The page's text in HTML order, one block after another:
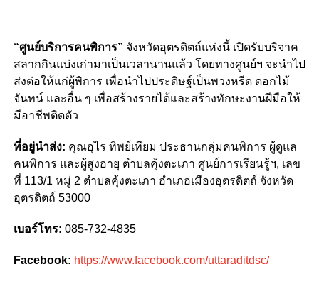
“ศูนย์บริการคนพิการ” จังหวัดอุตรดิตถ์แห่งนี้ เปิดรับบริจาค
สลากกินแบ่งเก่ามาเป็นเวลานานแล้ว โดยทางศูนย์ฯ จะนำไป
ส่งต่อให้แก่ผู้พิการ เพื่อนำไปประดิษฐ์เป็นพวงหรีด ดอกไม้
จันทน์ และอื่น ๆ เพื่อสร้างรายได้และสร้างทักษะงานฝีมือให้
มีอาชีพติดตัว
ที่อยู่นำส่ง: คุณอุไร ทิพย์เทียม ประธานกลุ่มคนพิการ ผู้ดูแล
คนพิการ และผู้สูงอายุ ตำบลคุ้งตะเภา ศูนย์การเรียนรู้ฯ, เลข
ที่ 113/1 หมู่ 2 ตำบลคุ้งตะเภา อำเภอเมืองอุตรดิตถ์ จังหวัด
อุตรดิตถ์ 53000
เบอร์โทร: 085-732-4835
Facebook: https://www.facebook.com/uttaraditdsc/